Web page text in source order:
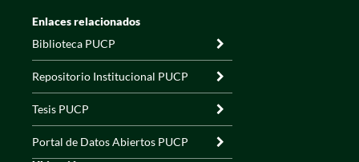
Enlaces relacionados
Biblioteca PUCP
Repositorio Institucional PUCP
Tesis PUCP
Portal de Datos Abiertos PUCP